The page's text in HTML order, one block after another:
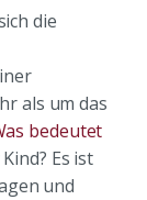
die
als um das
bedeutet
Es ist
und